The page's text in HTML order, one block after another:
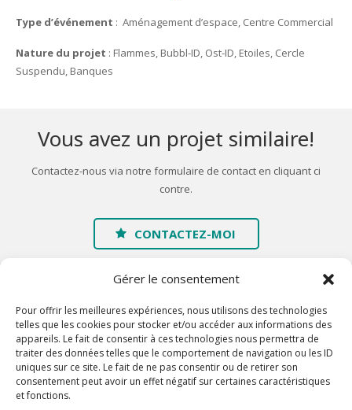
Gérer le consentement
Pour offrir les meilleures expériences, nous utilisons des technologies
telles que les cookies pour stocker et/ou accéder aux informations des
appareils. Le fait de consentir à ces technologies nous permettra de
traiter des données telles que le comportement de navigation ou les ID
uniques sur ce site. Le fait de ne pas consentir ou de retirer son
consentement peut avoir un effet négatif sur certaines caractéristiques
et fonctions.
Type d’événement : Aménagement d’espace, Centre Commercial
Nature du projet : Flammes, Bubbl-ID, Ost-ID, Etoiles, Cercle
Suspendu, Banques
Vous avez un projet similaire!
Contactez-nous via notre formulaire de contact en cliquant ci
contre.
CONTACTEZ-MOI
Accueil
A propos